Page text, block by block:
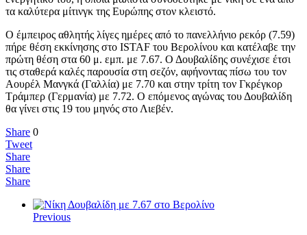
τα καλύτερα μίτινγκ της Ευρώπης στον κλειστό.
Ο έμπειρος αθλητής λίγες ημέρες από το πανελλήνιο ρεκόρ (7.59)
πήρε θέση εκκίνησης στο ISTAF του Βερολίνου και κατέλαβε την
πρώτη θέση στα 60 μ. εμπ. με 7.67. Ο Δουβαλίδης συνέχισε έτσι
τις σταθερά καλές παρουσία στη σεζόν, αφήνοντας πίσω του τον
Αουρέλ Μανγκά (Γαλλία) με 7.70 και στην τρίτη τον Γκρέγκορ
Τράμπερ (Γερμανία) με 7.72. Ο επόμενος αγώνας του Δουβαλίδη
θα γίνει στις 19 του μηνός στο Λιεβέν.
Share 0
Tweet
Share
Share
Share
Previous